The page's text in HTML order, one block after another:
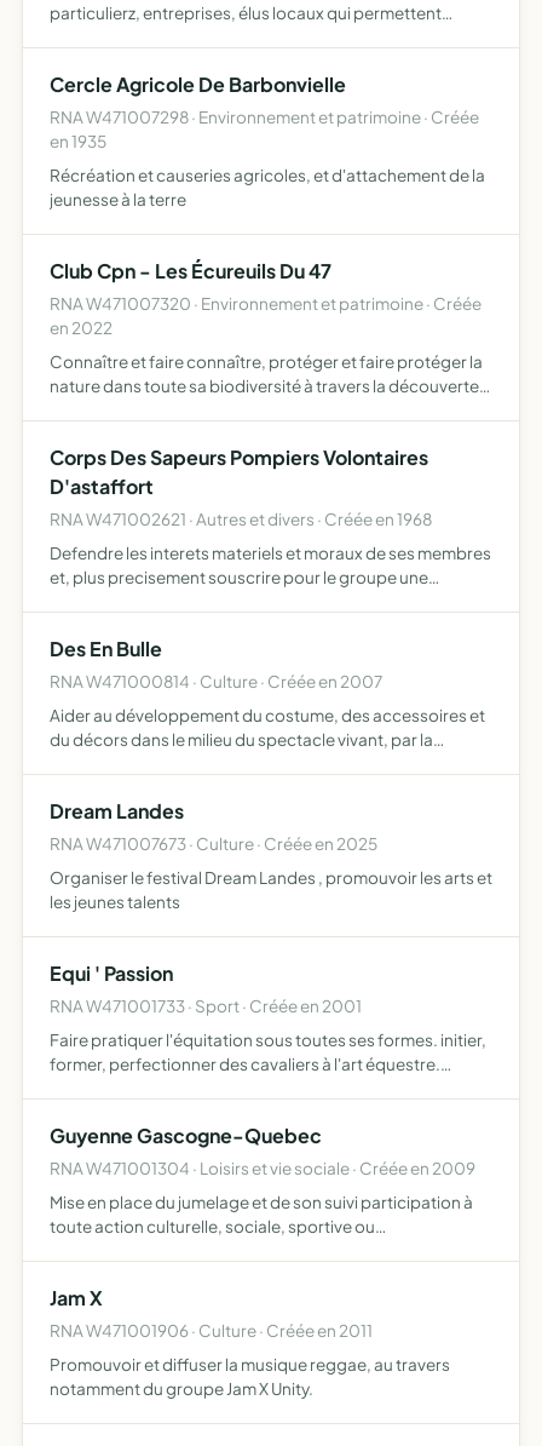
particulierz, entreprises, élus locaux qui permettent
logement, em…
Cercle Agricole De Barbonvielle
RNA W471007298 · Environnement et patrimoine · Créée
en 1935
Récréation et causeries agricoles, et d'attachement de la
jeunesse à la terre
Club Cpn - Les Écureuils Du 47
RNA W471007320 · Environnement et patrimoine · Créée
en 2022
Connaître et faire connaître, protéger et faire protéger la
nature dans toute sa biodiversité à travers la découverte,
Corps Des Sapeurs Pompiers Volontaires
D'astaffort
RNA W471002621 · Autres et divers · Créée en 1968
Defendre les interets materiels et moraux de ses membres
et, plus precisement souscrire pour le groupe une
Des En Bulle
RNA W471000814 · Culture · Créée en 2007
Aider au développement du costume, des accessoires et
du décors dans le milieu du spectacle vivant, par la
Dream Landes
RNA W471007673 · Culture · Créée en 2025
Organiser le festival Dream Landes , promouvoir les arts et
les jeunes talents
Equi ' Passion
RNA W471001733 · Sport · Créée en 2001
Faire pratiquer l'équitation sous toutes ses formes. initier,
former, perfectionner des cavaliers à l'art équestre.
activi…
Guyenne Gascogne-Quebec
RNA W471001304 · Loisirs et vie sociale · Créée en 2009
Mise en place du jumelage et de son suivi participation à
toute action culturelle, sociale, sportive ou
d'expositions de voyage ou tout…
Jam X
RNA W471001906 · Culture · Créée en 2011
Promouvoir et diffuser la musique reggae, au travers
notamment du groupe Jam X Unity.